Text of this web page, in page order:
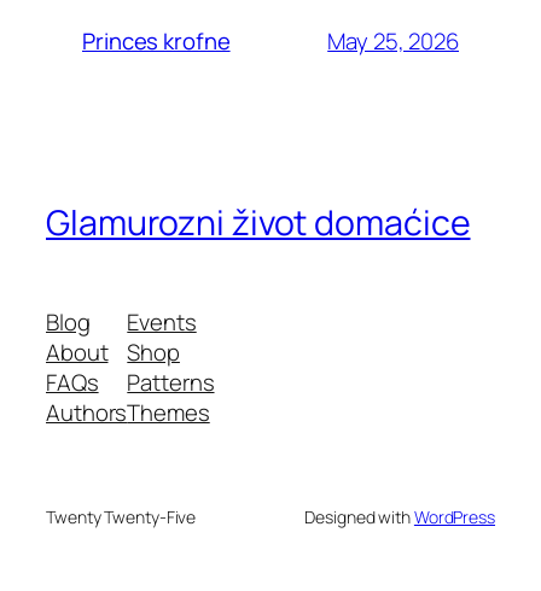
Princes krofne May 25, 2026
Glamurozni život domaćice
Blog
About
FAQs
Authors
Events
Shop
Patterns
Themes
Twenty Twenty-Five Designed withWordPress